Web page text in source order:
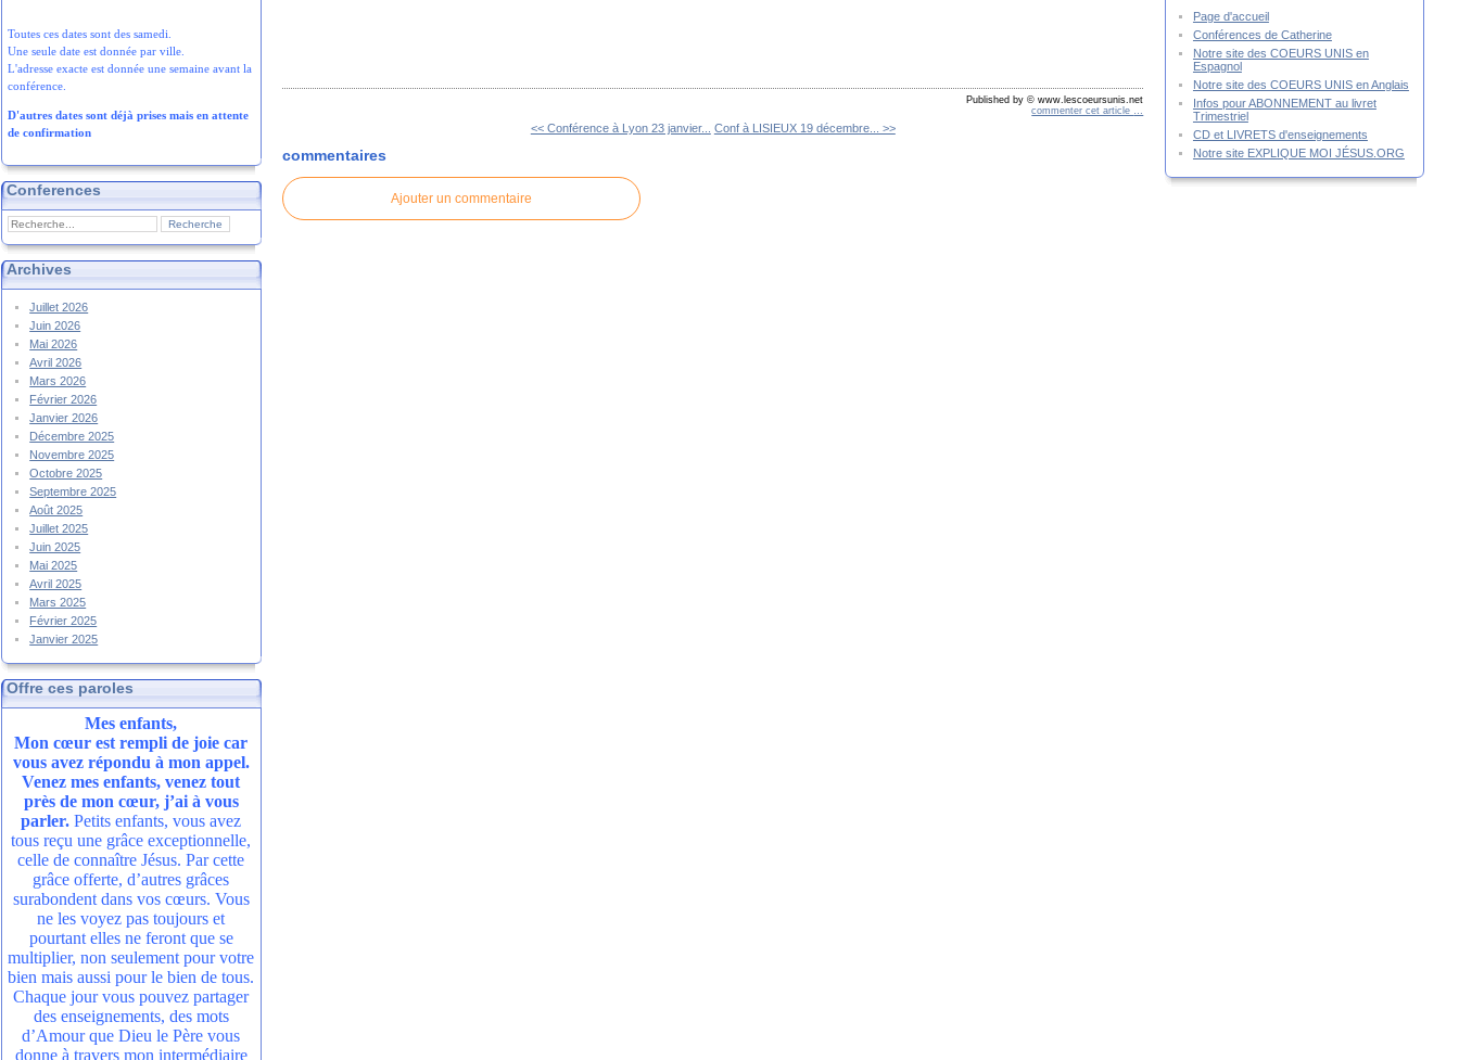
Toutes ces dates sont des samedi.
Une seule date est donnée par ville.
L'adresse exacte est donnée une semaine avant la
conférence.
D'autres dates sont déjà prises mais en attente
de confirmation
Conferences
Archives
Juillet 2026
Juin 2026
Mai 2026
Avril 2026
Mars 2026
Février 2026
Janvier 2026
Décembre 2025
Novembre 2025
Octobre 2025
Septembre 2025
Août 2025
Juillet 2025
Juin 2025
Mai 2025
Avril 2025
Mars 2025
Février 2025
Janvier 2025
Offre ces paroles
Mes enfants,
Mon cœur est rempli de joie car
vous avez répondu à mon appel.
Venez mes enfants, venez tout
près de mon cœur, j’ai à vous
parler. Petits enfants, vous avez
tous reçu une grâce exceptionnelle,
celle de connaître Jésus. Par cette
grâce offerte, d’autres grâces
surabondent dans vos cœurs. Vous
ne les voyez pas toujours et
pourtant elles ne feront que se
multiplier, non seulement pour votre
bien mais aussi pour le bien de tous.
Chaque jour vous pouvez partager
des enseignements, des mots
d’Amour que Dieu le Père vous
donne à travers mon intermédiaire
Published by © www.lescoeursunis.net
commenter cet article
<< Conférence à Lyon 23 janvier... Conf à LISIEUX 19 décembre... >>
commentaires
Ajouter un commentaire
Page d'accueil
Conférences de Catherine
Notre site des COEURS UNIS en
Espagnol
Notre site des COEURS UNIS en Anglais
Infos pour ABONNEMENT au livret
Trimestriel
CD et LIVRETS d'enseignements
Notre site EXPLIQUE MOI JÉSUS.ORG